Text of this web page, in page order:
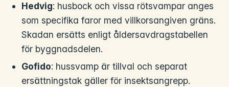
Hedvig: husbock och vissa rötsvampar anges
som specifika faror med villkorsangiven gräns.
Skadan ersätts enligt åldersavdragstabellen
för byggnadsdelen.
Gofido: hussvamp är tillval och separat
ersättningstak gäller för insektsangrepp.